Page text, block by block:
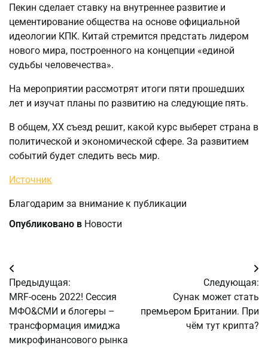
Пекин сделает ставку на внутреннее развитие и
цементирование общества на основе официальной
идеологии КПК. Китай стремится предстать лидером
нового мира, построенного на концепции «единой
судьбы человечества».
На мероприятии рассмотрят итоги пяти прошедших
лет и изучат планы по развитию на следующие пять.
В общем, XX съезд решит, какой курс выберет страна в
политической и экономической сфере. За развитием
событий будет следить весь мир.
Источник
Благодарим за внимание к публикации
Опубликовано в Новости
Навигация
по
записям
Предыдущая:
MRF-осень 2022! Сессия
МФО&СМИ и блогеры –
трансформация имиджа
микрофинансового рынка
Следующая:
Сунак может стать
премьером Британии. При
чём тут крипта?